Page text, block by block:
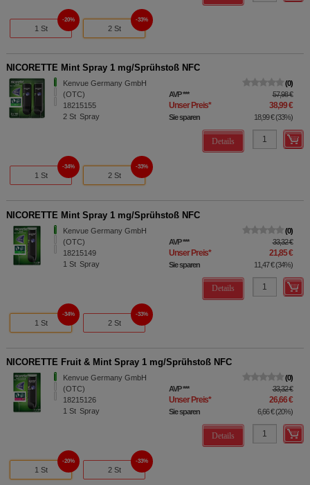
1 St
20%
2 St
33%
NICORETTE Mint Spray 1 mg/Sprühstoß NFC
Kenvue Germany GmbH
(OTC)
18215155
2 St Spray
0
AVP*** 57,98 €
Unser Preis* 38,99 €
Sie sparen 18,99 €(33%)
Details
1 St
34%
2 St
33%
NICORETTE Mint Spray 1 mg/Sprühstoß NFC
Kenvue Germany GmbH
(OTC)
18215149
1 St Spray
0
AVP*** 33,32 €
Unser Preis* 21,85 €
Sie sparen 11,47 €(34%)
Details
1 St
34%
2 St
33%
NICORETTE Fruit & Mint Spray 1 mg/Sprühstoß NFC
Kenvue Germany GmbH
(OTC)
18215126
1 St Spray
0
AVP*** 33,32 €
Unser Preis* 26,66 €
Sie sparen 6,66 €(20%)
Details
1 St
20%
2 St
33%